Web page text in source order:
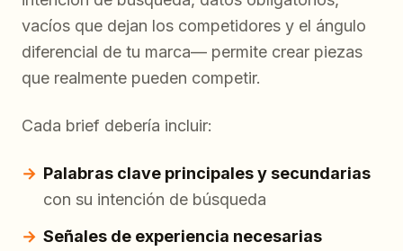
vacíos que dejan los competidores y el ángulo
diferencial de tu marca— permite crear piezas
que realmente pueden competir.
Cada brief debería incluir:
Palabras clave principales y secundarias
con su intención de búsqueda
Señales de experiencia necesarias